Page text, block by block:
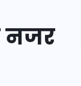
नजर